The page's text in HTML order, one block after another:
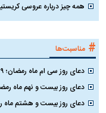
همه چیز درباره عروسی
# مناسبت‌ها
دعای روز سی ام ماه رمضان؛ ۲۹ اسفند ۱۴۰۴
دعای روز بیست و نهم ماه رمضان؛ ۲۸
دعای روز بیست و هشتم ماه رمضان؛ ۲۷